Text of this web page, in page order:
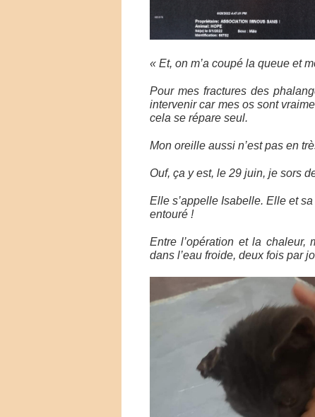
« Et, on m’a coupé la queue et
Pour mes fractures des
intervenir car mes os sont
cela se répare seul.
Mon oreille aussi n’est pas en
Ouf, ça y est, le 29 juin, je sors
Elle s’appelle Isabelle. Elle et
entouré !
Entre l’opération et la chaleur,
dans l’eau froide, deux fois par